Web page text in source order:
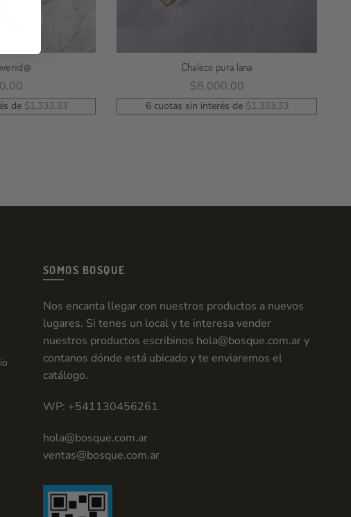
de $1,333.33
Chaleco pura lana
$8,000.00
Seleccionar Opciones
6 cuotas sin interés de $1,333.33
SOMOS BOSQUE
Nos encanta llegar con nuestros productos a nuevos
lugares. Si tenes un local y te interesa vender
nuestros productos escribinos hola@bosque.com.ary
contanos dónde está ubicado y te enviaremos el
catálogo.
WP: +541130456261
hola@bosque.com.ar
ventas@bosque.com.ar